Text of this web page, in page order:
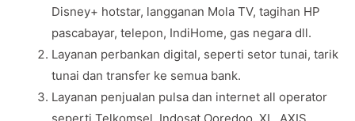
Disney+ hotstar, langganan Mola TV, tagihan HP
pascabayar, telepon, IndiHome, gas negara dll.
Layanan perbankan digital, seperti setor tunai, tarik
tunai dan transfer ke semua bank.
Layanan penjualan pulsa dan internet all operator